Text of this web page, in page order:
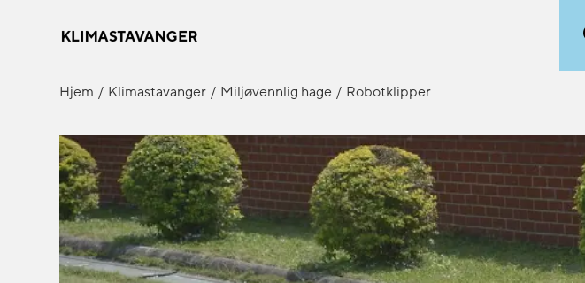
Hjem Klimastavanger Miljøvennlig hage Robotklipper